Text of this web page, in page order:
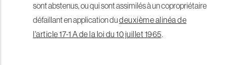
sont abstenus, ou qui sont assimilés à un copropriétaire
défaillant en application dudeuxième alinéa de
l'article 17-1 A de la loi du 10 juillet 1965.